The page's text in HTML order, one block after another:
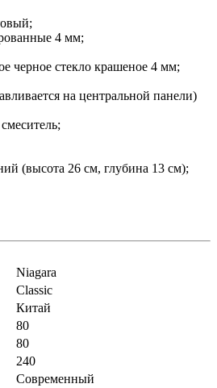
4 мм;
черное стекло крашеное 4 мм;
на центральной панели)
(высота 26 см, глубина 13 см);
Niagara
Classic
Китай
80
80
240
Современный